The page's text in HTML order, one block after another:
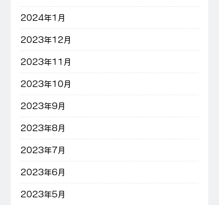
2024年1月
2023年12月
2023年11月
2023年10月
2023年9月
2023年8月
2023年7月
2023年6月
2023年5月